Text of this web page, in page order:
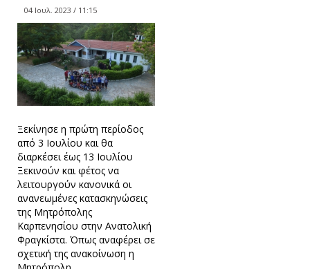
04 Ιουλ. 2023 / 11:15
Ξεκίνησε η πρώτη περίοδος
από 3 Ιουλίου και θα
διαρκέσει έως 13 Ιουλίου
Ξεκινούν και φέτος να
λειτουργούν κανονικά οι
ανανεωμένες κατασκηνώσεις
της Μητρόπολης
Καρπενησίου στην Ανατολική
Φραγκίστα. Όπως αναφέρει σε
σχετική της ανακοίνωση η